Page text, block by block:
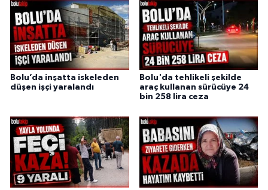
Bolu’da inşatta iskeleden
düşen işçi yaralandı
Bolu'da tehlikeli şekilde
araç kullanan sürücüye 24
bin 258 lira ceza